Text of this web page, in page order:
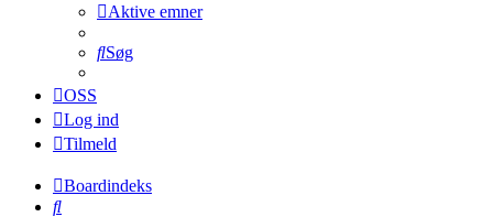
Aktive emner
Søg
OSS
Log ind
Tilmeld
Boardindeks
Søg